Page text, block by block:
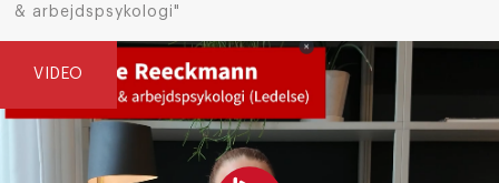
& arbejdspsykologi"
VIDEO